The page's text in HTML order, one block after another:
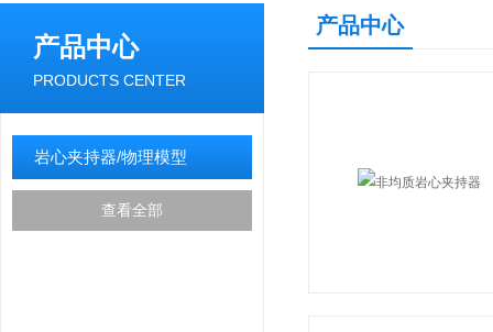
产品中心
PRODUCTS CENTER
岩心夹持器/物理模型
查看全部
产品中心